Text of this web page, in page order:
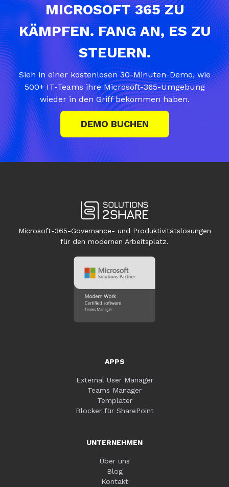
MICROSOFT 365 ZU
KÄMPFEN. FANG AN, ES ZU
STEUERN.
Sieh in einer kostenlosen 30-Minuten-Demo, wie
500+ IT-Teams ihre Microsoft-365-Umgebung
wieder in den Griff bekommen haben.
DEMO BUCHEN
Microsoft-365-Governance- und Produktivitätslösungen
für den modernen Arbeitsplatz.
APPS
External User Manager
Teams Manager
Templater
Blocker für SharePoint
UNTERNEHMEN
Über uns
Blog
Kontakt